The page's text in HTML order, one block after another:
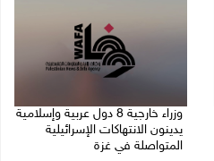
وزراء خارجية 8 دول عربية وإسلامية
يدينون الانتهاكات الإسرائيلية
المتواصلة في غزة